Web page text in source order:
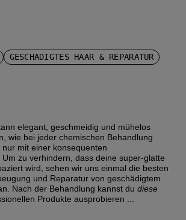
GESCHÄDIGTES HAAR & REPARATUR
elegant, geschmeidig und mühelos
wie bei jeder chemischen Behandlung
mit einer konsequenten
zu verhindern, dass deine super-glatte
wird, sehen wir uns einmal die besten
und Reparatur von geschädigtem
Nach der Behandlung kannst du diese
Produkte ausprobieren ...